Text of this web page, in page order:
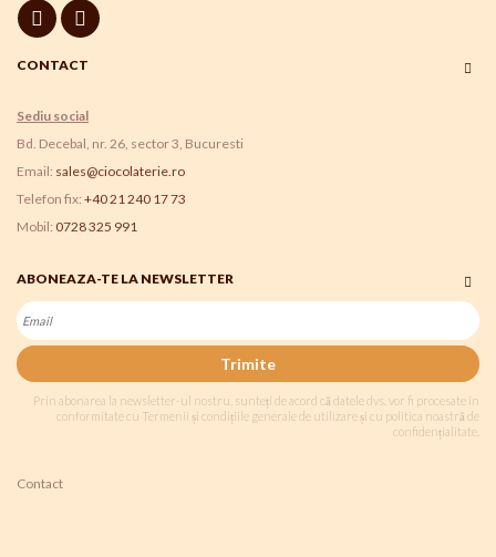
CONTACT
Sediu social
Bd. Decebal, nr. 26, sector 3, Bucuresti
Email: sales@ciocolaterie.ro
Telefon fix: +40 21 240 17 73
Mobil: 0728 325 991
ABONEAZA-TE LA NEWSLETTER
Trimite
Prin abonarea la newsletter-ul nostru, sunteți de acord că datele dvs. vor fi procesate în
conformitate cu Termenii și condițiile generale de utilizare și cu politica noastră de
confidențialitate.
Contact